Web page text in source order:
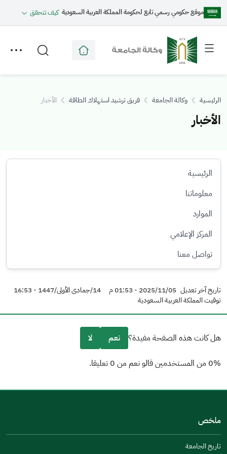
موقع حكومي رسمي تابع لحكومة المملكة العربية السعودية كيف تتحقق
Toggle
menu
Toggle
secondary
menu
الرئيسية وكالة الجامعة فريق ترشيد استهلاك الطاقة الأخبار
الأخبار
الرئيسية
معلوماتنا
الموارد
المركز الإعلامي
تواصل معنا
تاريخ آخر تعديل 2025/11/05 - 01:53 م
14/جمادى الأولى/1447 - 16:53
توقيت المملكة العربية السعودية
هل كانت هذه الصفحة مفيدة؟ نعم لا
0% من المستخدمين قالو نعم من 0 تعليقا.
مكتوبة بشكل جيد
الإجابات كانت مرتبطة
ملخص
تاريخ الجامعة